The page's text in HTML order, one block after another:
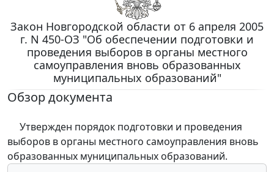
Закон Новгородской области от 6 апреля 2005
г. N 450-ОЗ "Об обеспечении подготовки и
проведения выборов в органы местного
самоуправления вновь образованных
муниципальных образований"
Обзор документа
Утвержден порядок подготовки и проведения
выборов в органы местного самоуправления вновь
образованных муниципальных образований.